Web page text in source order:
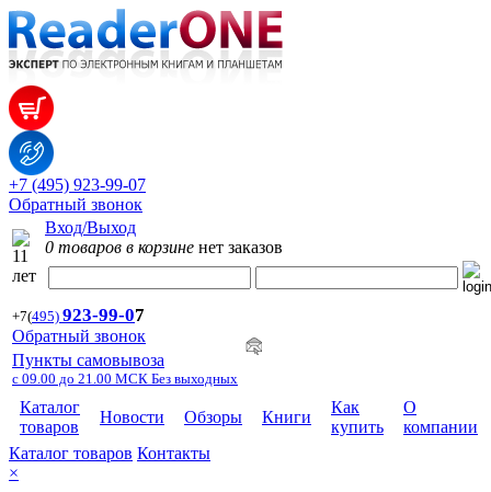
+7 (495) 923-99-07
Обратный звонок
Вход/Выход
0 товаров в корзине нет заказов
+7(495) 923-99-07
Обратный звонок
Пункты самовывоза
с 09.00 до 21.00 МСК Без выходных
Каталог
товаров
Новости Обзоры Книги
Как
купить
О
компании
Каталог товаров Контакты
×